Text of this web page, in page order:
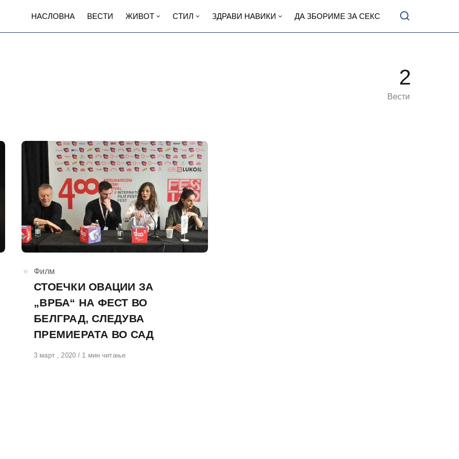
НАСЛОВНА ВЕСТИ ЖИВОТ СТИЛ ЗДРАВИ НАВИКИ ДА ЗБОРИМЕ ЗА СЕКС
2
Вести
КАтегорија
Филм
СТОЕЧКИ ОВАЦИИ ЗА
„ВРБА“ НА ФЕСТ ВО
БЕЛГРАД, СЛЕДУВА
ПРЕМИЕРАТА ВО САД
Објавено
3 март , 2020 1 мин читање